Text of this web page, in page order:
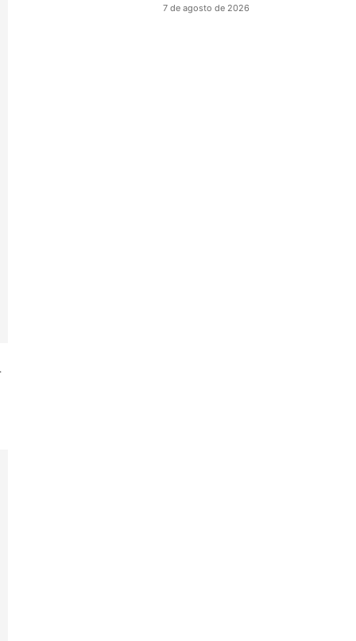
7 de agosto de 2026